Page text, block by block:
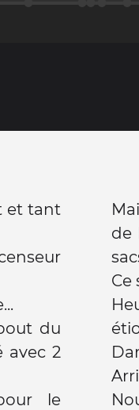
et tant
du
avec 2
le
de